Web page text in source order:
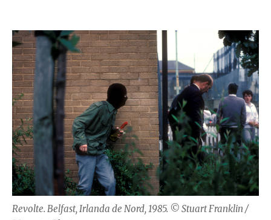
Revolte. Belfast, Irlanda de Nord, 1985. © Stuart Franklin /